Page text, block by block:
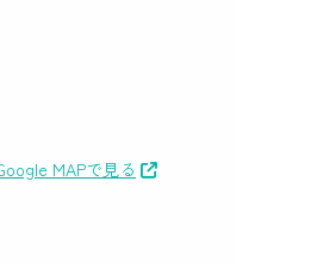
MAPで見る